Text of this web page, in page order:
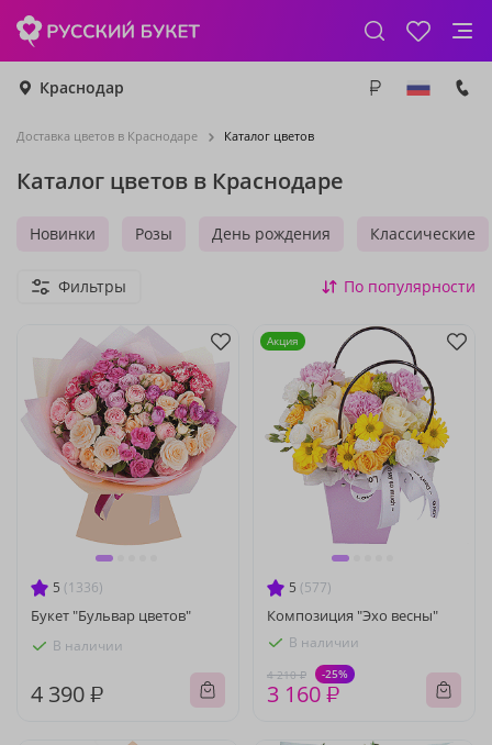
Краснодар
Доставка цветов в Краснодаре Каталог цветов
Каталог цветов в Краснодаре
Новинки Розы День рождения Классические
Фильтры По популярности
5 (1336)
Букет "Бульвар цветов"
В наличии
4 390 ₽
5 (577)
Композиция "Эхо весны"
В наличии
4 210 ₽ -25%
3 160 ₽
Акция